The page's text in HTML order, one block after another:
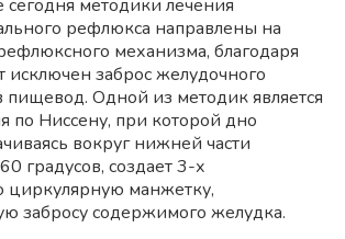
методики лечения
рефлюкса направлены на
механизма, благодаря
исключен заброс желудочного
Одной из методик является
по Ниссену, при которой дно
вокруг нижней части
градусов, создает 3-х
циркулярную манжетку,
забросу содержимого желудка.